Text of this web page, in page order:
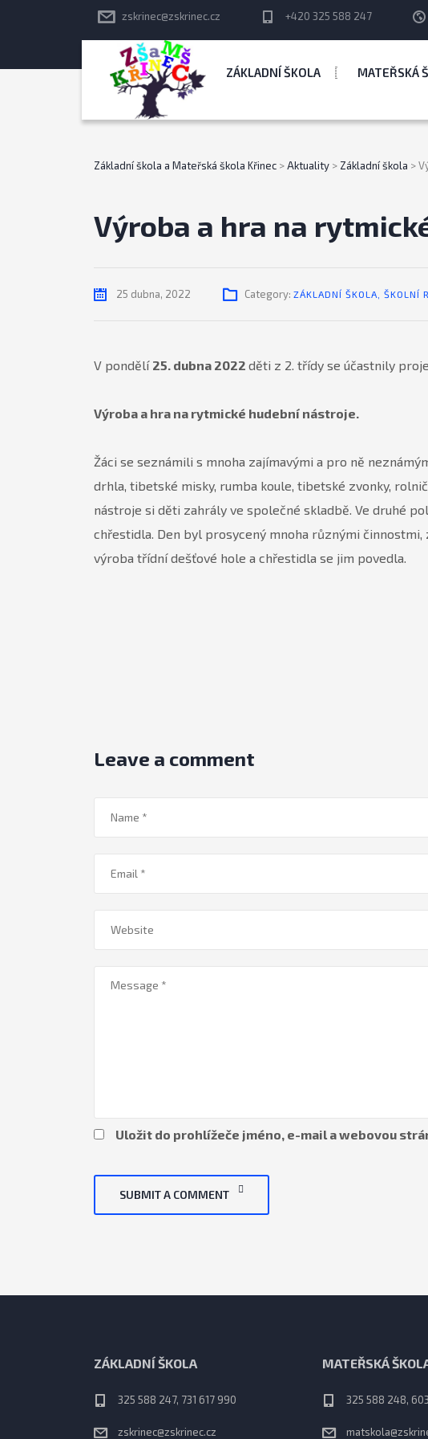
zskrinec@zskrinec.cz +420 325 588 247
ZÁKLADNÍ ŠKOLA MATEŘSKÁ
Základní škola a Mateřská škola Křinec >Aktuality > Základní škola >
Výroba a hra na
25 dubna, 2022 Category: ZÁKLADNÍ ŠKOLA ŠKOLNÍ
V pondělí 25. dubna 2022 děti z 2. třídy se účastnily
Výroba a hra na rytmické hudební nástroje.
Žáci se seznámili s mnoha zajímavými a pro ně
drhla, tibetské misky, rumba koule, tibetské zvonky,
nástroje si děti zahrály ve společné skladbě. Ve druhé
chřestidla. Den byl prosycený mnoha různými
výroba třídní dešťové hole a chřestidla se jim povedla.
Leave a comment
Uložit do prohlížeče jméno, e-mail a webovou
SUBMIT A COMMENT
ZÁKLADNÍ ŠKOLA
325 588 247, 731 617 990
zskrinec@zskrinec.cz
MATEŘSKÁ
325 588 248,